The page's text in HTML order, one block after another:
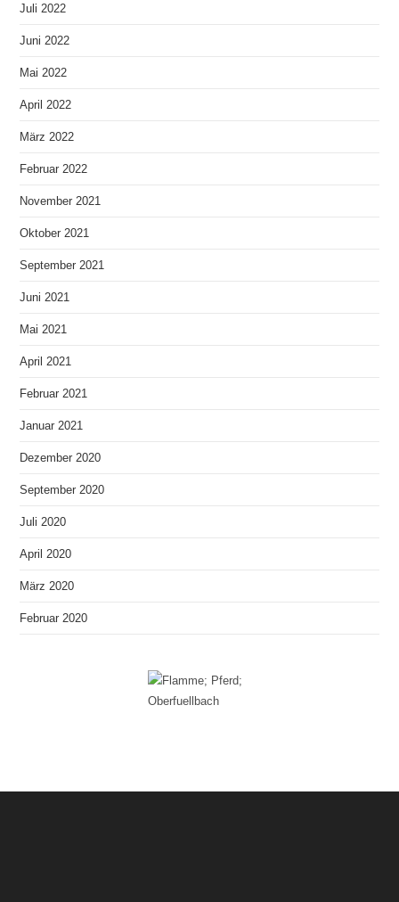
Juli 2022
Juni 2022
Mai 2022
April 2022
März 2022
Februar 2022
November 2021
Oktober 2021
September 2021
Juni 2021
Mai 2021
April 2021
Februar 2021
Januar 2021
Dezember 2020
September 2020
Juli 2020
April 2020
März 2020
Februar 2020